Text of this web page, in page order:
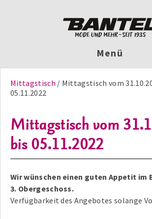
Menü
Mittagstisch
Mittagstisch vom
05.11.2022
Mittagstisch vom
bis 05.11.2022
Wir wünschen einen guten Appetit im
3. Obergeschoss.
Verfügbarkeit des Angebotes solange